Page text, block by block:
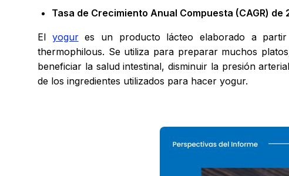
Tasa de Crecimiento Anual Compuesta (CAGR) de
El yogures un producto lácteo elaborado a partir
thermophilous. Se utiliza para preparar muchos
beneficiar la salud intestinal, disminuir la presión
de los ingredientes utilizados para hacer yogur.